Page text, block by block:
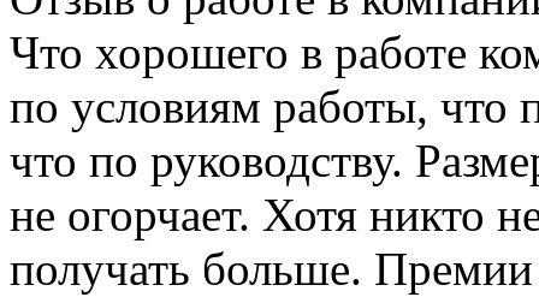
Что хорошего в работе
по условиям работы, что
что по руководству.
не огорчает. Хотя никто
получать больше. Премии